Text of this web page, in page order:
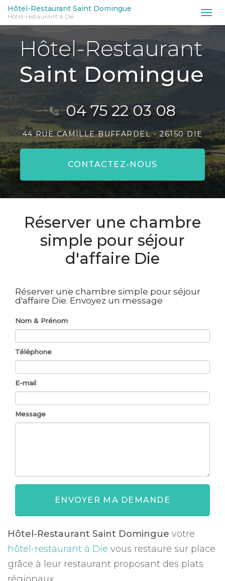
Aller
au
contenu
principal
Hôtel-Restaurant Saint Domingue
Hôtel-restaurant à Die
04 75 22 03 08
44 RUE CAMILLE BUFFARDEL -26150 DIE
CONTACTEZ- NOUS
Réserver une chambre
simple pour séjour
d'affaire Die
Réserver une chambre simple pour séjour
d'affaire Die. Envoyez un message
Nom & Prénom
Téléphone
E-mail
Message
ENVOYER MA DEMANDE
Hôtel-Restaurant Saint Domingue votre
hôtel-restaurant à Die vous restaure sur place
grâce à leur restaurant proposant des plats